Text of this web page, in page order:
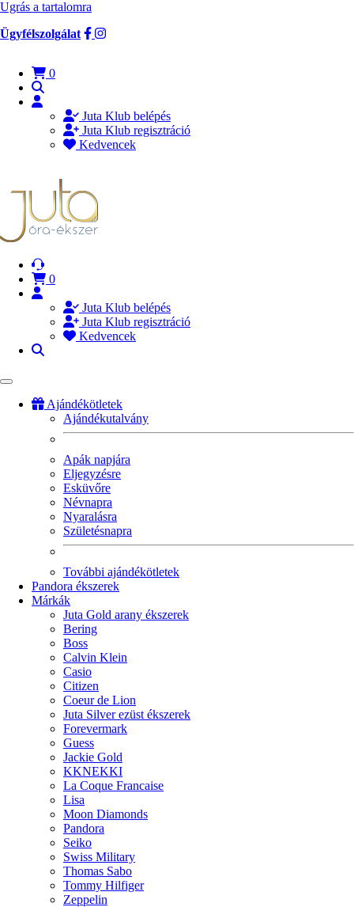
Ugrás a tartalomra
Ügyfélszolgálat
0
Juta Klub belépés
Juta Klub regisztráció
Kedvencek
0
Juta Klub belépés
Juta Klub regisztráció
Kedvencek
Ajándékötletek
Ajándékutalvány
Apák napjára
Eljegyzésre
Esküvőre
Névnapra
Nyaralásra
Születésnapra
További ajándékötletek
Pandora ékszerek
Márkák
Juta Gold arany ékszerek
Bering
Boss
Calvin Klein
Casio
Citizen
Coeur de Lion
Juta Silver ezüst ékszerek
Forevermark
Guess
Jackie Gold
KKNEKKI
La Coque Francaise
Lisa
Moon Diamonds
Pandora
Seiko
Swiss Military
Thomas Sabo
Tommy Hilfiger
Zeppelin